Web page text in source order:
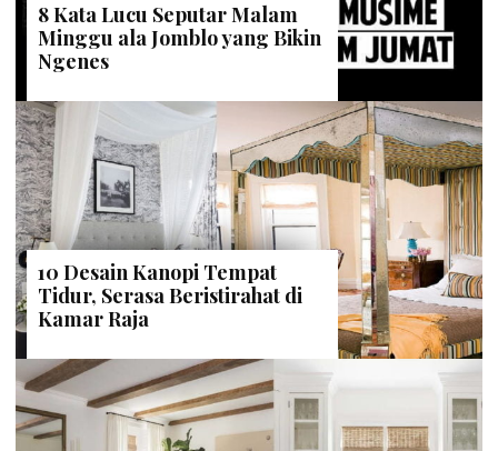
8 Kata Lucu Seputar Malam
Minggu ala Jomblo yang Bikin
Ngenes
10 Desain Kanopi Tempat
Tidur, Serasa Beristirahat di
Kamar Raja